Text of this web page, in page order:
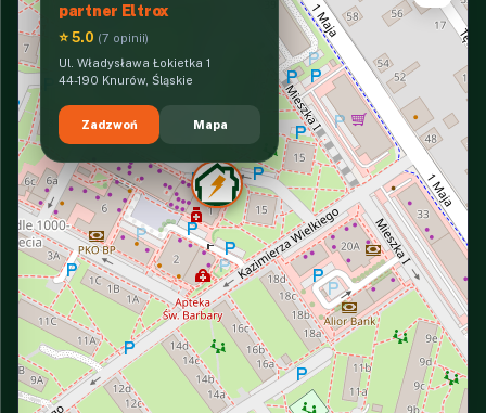
partner Eltrox
⭐ 5.0 (7 opinii)
Ul. Władysława Łokietka 1
44-190 Knurów, Śląskie
Zadzwoń Mapa